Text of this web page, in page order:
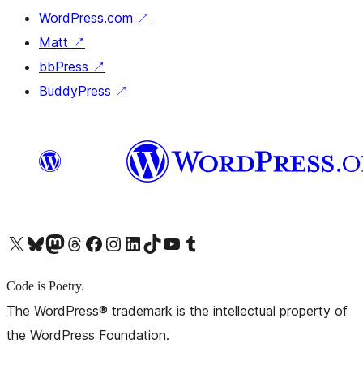
WordPress.com ↗
Matt ↗
bbPress ↗
BuddyPress ↗
X (旧 Twitter) アカウントへBluesky アカウントへMastodon アカウントへThreads アカウントへ Facebook ページへInstagram アカウントへ LinkedIn アカウントへTikTok アカウントへYouTube チャンネルへ Tumblr アカウントへ
Code is Poetry.
The WordPress® trademark is the intellectual property of
the WordPress Foundation.